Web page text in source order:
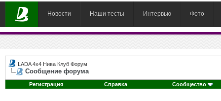
Новости Наши тесты Интервью Фото
LADA 4x4 Нива Клуб Форум
Сообщение форума
Регистрация Справка Сообщество